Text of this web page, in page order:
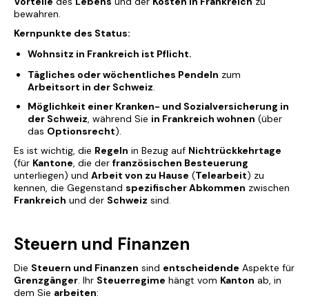
bewahren.
Kernpunkte des Status:
Wohnsitz in Frankreich ist Pflicht.
Tägliches oder wöchentliches Pendeln zum
Arbeitsort in der Schweiz.
Möglichkeit einer Kranken- und Sozialversicherung in
der Schweiz, während Sie in Frankreich wohnen (über
das Optionsrecht).
Es ist wichtig, die Regeln in Bezug auf Nichtrückkehrtage
(für Kantone, die der französischen Besteuerung
unterliegen) und Arbeit von zu Hause (Telearbeit) zu
kennen, die Gegenstand spezifischer Abkommen zwischen
Frankreich und der Schweiz sind.
Steuern und Finanzen
Die Steuern und Finanzen sind entscheidende Aspekte für
Grenzgänger. Ihr Steuerregime hängt vom Kanton ab, in
dem Sie arbeiten: